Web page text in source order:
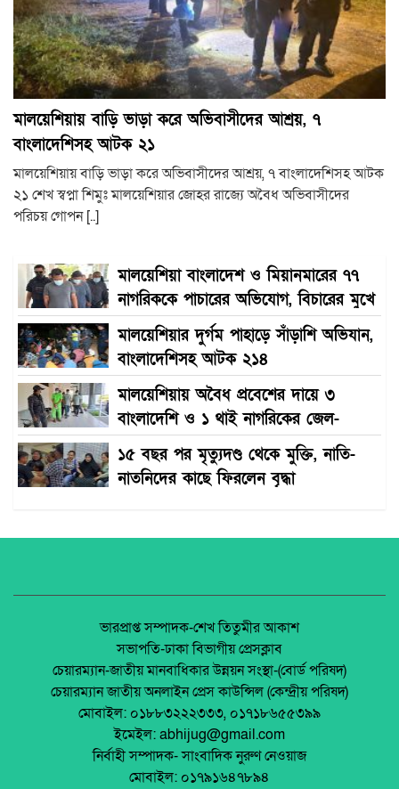
মালয়েশিয়ায় বাড়ি ভাড়া করে অভিবাসীদের আশ্রয়, ৭
বাংলাদেশিসহ আটক ২১
মালয়েশিয়ায় বাড়ি ভাড়া করে অভিবাসীদের আশ্রয়, ৭ বাংলাদেশিসহ আটক
২১ শেখ স্বপ্না শিমুঃ মালয়েশিয়ার জোহর রাজ্যে অবৈধ অভিবাসীদের
পরিচয় গোপন [..]
মালয়েশিয়া বাংলাদেশ ও মিয়ানমারের ৭৭
নাগরিককে পাচারের অভিযোগ, বিচারের মুখে
সাবেক সরকারি কর্মচারী
মালয়েশিয়ার দুর্গম পাহাড়ে সাঁড়াশি অভিযান,
বাংলাদেশিসহ আটক ২১৪
মালয়েশিয়ায় অবৈধ প্রবেশের দায়ে ৩
বাংলাদেশি ও ১ থাই নাগরিকের জেল-
১৫ বছর পর মৃত্যুদণ্ড থেকে মুক্তি, নাতি-
নাতনিদের কাছে ফিরলেন বৃদ্ধা
ভারপ্রাপ্ত সম্পাদক-শেখ তিতুমীর আকাশ
সভাপতি-ঢাকা বিভাগীয় প্রেসক্লাব
চেয়ারম্যান-জাতীয় মানবাধিকার উন্নয়ন সংস্থা-(বোর্ড পরিষদ)
চেয়ারম্যান জাতীয় অনলাইন প্রেস কাউন্সিল (কেন্দ্রীয় পরিষদ)
মোবাইল: ০১৮৮৩২২২৩৩৩, ০১৭১৮৬৫৫৩৯৯
ইমেইল: abhijug@gmail.com
নির্বাহী সম্পাদক- সাংবাদিক নুরুণ নেওয়াজ
মোবাইল: ০১৭৯১৬৪৭৮৯৪